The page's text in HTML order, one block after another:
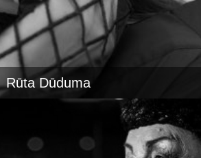
Rūta Dūduma